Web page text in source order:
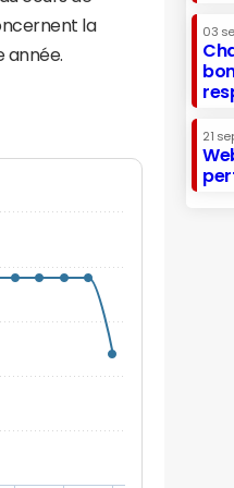
la
année.
03
21